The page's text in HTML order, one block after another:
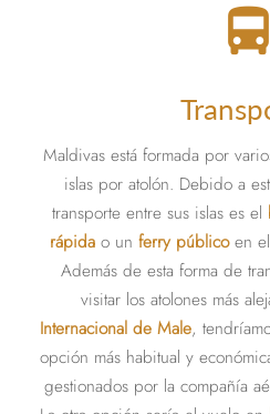
directions_bus
Maldivas está formada por
islas por atolón. Debido a
transporte entre sus islas es el
rápida o unferry públicoen el
Además de esta forma de
visitar los atolones más
Internacional de Male,
opción más habitual y
gestionados por la compañía